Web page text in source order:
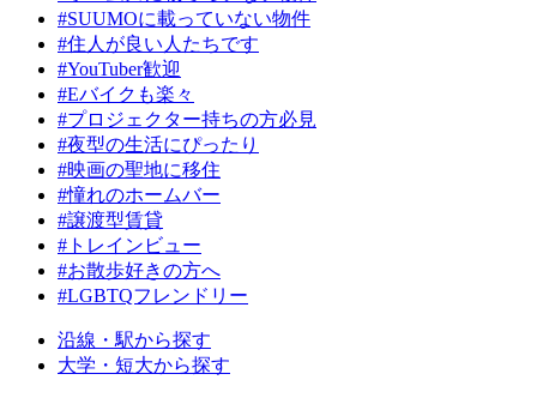
#SUUMOに載っていない物件
#住人が良い人たちです
#YouTuber歓迎
#Eバイクも楽々
#プロジェクター持ちの方必見
#夜型の生活にぴったり
#映画の聖地に移住
#憧れのホームバー
#譲渡型賃貸
#トレインビュー
#お散歩好きの方へ
#LGBTQフレンドリー
沿線・駅から探す
大学・短大から探す